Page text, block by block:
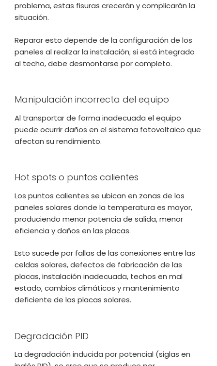
problema, estas fisuras crecerán y complicarán la
situación.
Reparar esto depende de la configuración de los
paneles al realizar la instalación; si está integrado
al techo, debe desmontarse por completo.
Manipulación incorrecta del equipo
Al transportar de forma inadecuada el equipo
puede ocurrir daños en el sistema fotovoltaico que
afectan su rendimiento.
Hot spots o puntos calientes
Los puntos calientes se ubican en zonas de los
paneles solares donde la temperatura es mayor,
produciendo menor potencia de salida, menor
eficiencia y daños en las placas.
Esto sucede por fallas de las conexiones entre las
celdas solares, defectos de fabricación de las
placas, instalación inadecuada, techos en mal
estado, cambios climáticos y mantenimiento
deficiente de las placas solares.
Degradación PID
La degradación inducida por potencial (siglas en